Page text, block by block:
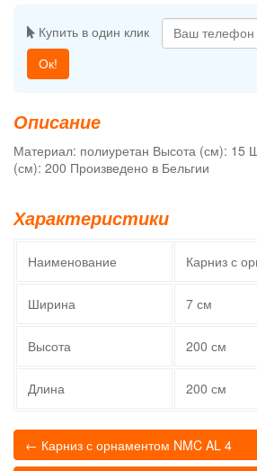
Купить в один клик
Ок!
Описание
Материал: полиуретан Высота (см): 15
(см): 200 Произведено в Бельгии
Характеристики
Наименование Карниз с
Ширина 7 см
Высота 200 см
Длина 200 см
← Карниз с орнаментом NMC AL 4